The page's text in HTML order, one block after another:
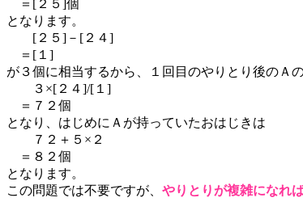
＝[２５]個
となります。
[２５]－[２４]
＝[１]
が３個に相当するから、１回目のやりとり後のＡ
３×[２４]/[１]
＝７２個
となり、はじめにＡが持っていたおはじきは
７２＋５×２
＝８２個
となります。
この問題では不要ですが、 やりとりが複雑になれ